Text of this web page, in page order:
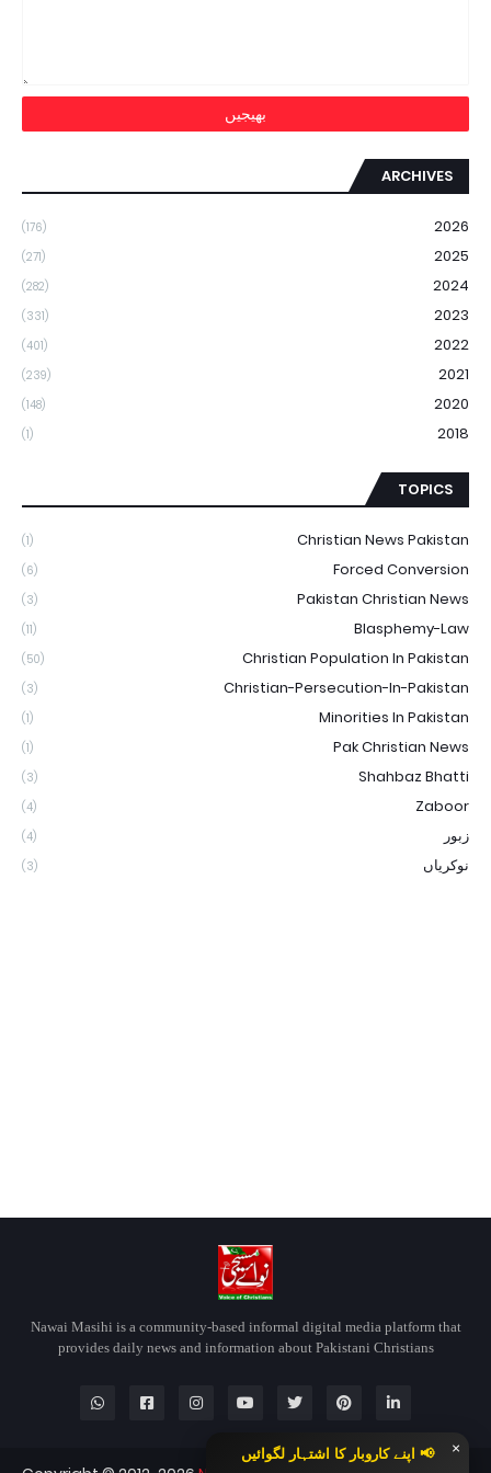
× 📢 اپنے کاروبار کا اشتہار لگوائیں
ARCHIVES
2026
(176)
2025
(271)
2024
(282)
2023
(331)
2022
(401)
2021
(239)
2020
(148)
2018
(1)
TOPICS
Christian News Pakistan
(1)
Forced Conversion
(6)
Pakistan Christian News
(3)
Blasphemy-Law
(11)
Christian Population In Pakistan
(50)
Christian-Persecution-In-Pakistan
(3)
Minorities In Pakistan
(1)
Pak Christian News
(1)
Shahbaz Bhatti
(3)
Zaboor
(4)
زبور (4)
نوکریاں (3)
Nawai Masihi is a community-based informal digital media platform that
provides daily news and information about Pakistani Christians